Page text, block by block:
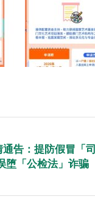
通告：提防假冒「
堕「公检法」诈骗